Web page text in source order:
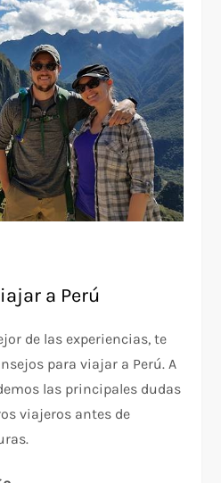
a Perú
de las experiencias, te
para viajar a Perú. A
las principales dudas
viajeros antes de